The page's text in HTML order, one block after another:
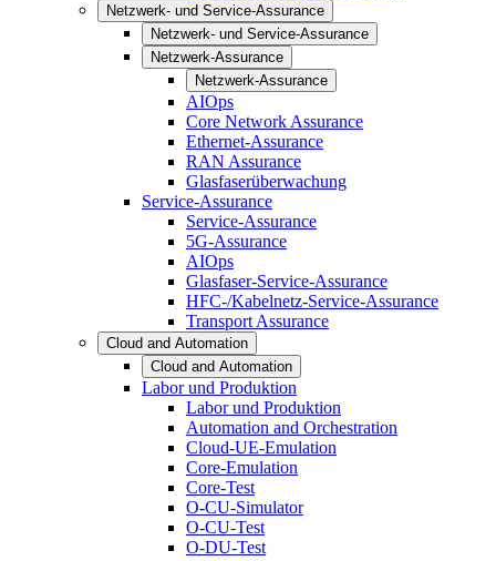
Netzwerk- und Service-Assurance
Netzwerk- und Service-Assurance
Netzwerk-Assurance
Netzwerk-Assurance
AIOps
Core Network Assurance
Ethernet-Assurance
RAN Assurance
Glasfaserüberwachung
Service-Assurance
Service-Assurance
5G-Assurance
AIOps
Glasfaser-Service-Assurance
HFC-/Kabelnetz-Service-Assurance
Transport Assurance
Cloud and Automation
Cloud and Automation
Labor und Produktion
Labor und Produktion
Automation and Orchestration
Cloud-UE-Emulation
Core-Emulation
Core-Test
O-CU-Simulator
O-CU-Test
O-DU-Test